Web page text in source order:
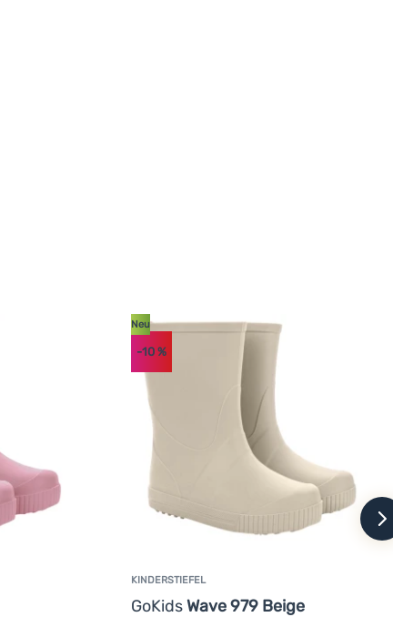
KINDERSTIEFEL
GoKidsWave 979 Beige
Neu
-10 %